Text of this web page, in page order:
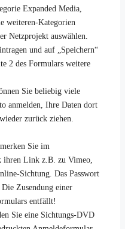
Expanded Media,
weiteren-Kategorien
Netzprojekt auswählen.
und auf „Speichern“
2 des Formulars weitere
Sie beliebig viele
anmelden, Ihre Daten dort
zurück ziehen.
Sie im
Link z.B. zu Vimeo,
Sichtung. Das Passwort
Zusendung einer
entfällt!
Sie eine Sichtungs-DVD